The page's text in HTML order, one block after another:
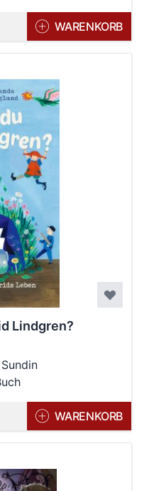
WARENKORB
Lindgren?
WARENKORB